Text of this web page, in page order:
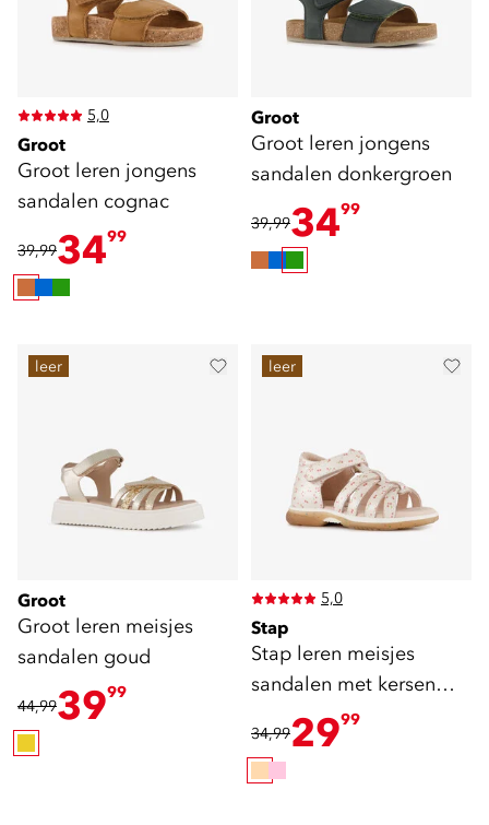
5,0
Groot
Groot leren jongens
sandalen cognac
39,993499
Groot
Groot leren jongens
sandalen donkergroen
39,993499
leer
Groot
Groot leren meisjes
sandalen goud
44,993999
leer
5,0
Stap
Stap leren meisjes
sandalen met kersen
beige roze
34,992999